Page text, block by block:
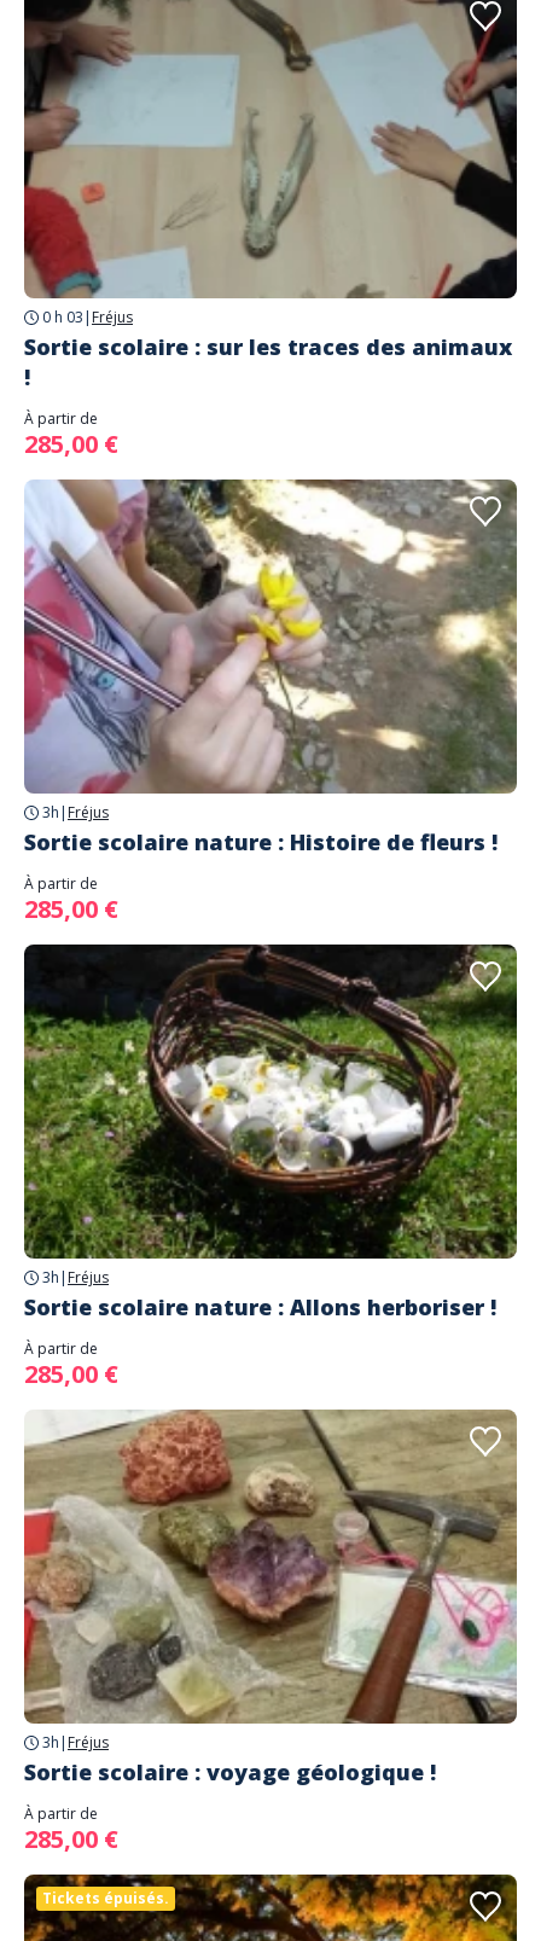
0 h 03 | Fréjus
Sortie scolaire : sur les traces des animaux
!
À partir de
285,00 €
3h | Fréjus
Sortie scolaire nature : Histoire de fleurs !
À partir de
285,00 €
3h | Fréjus
Sortie scolaire nature : Allons herboriser !
À partir de
285,00 €
3h | Fréjus
Sortie scolaire : voyage géologique !
À partir de
285,00 €
Tickets épuisés.